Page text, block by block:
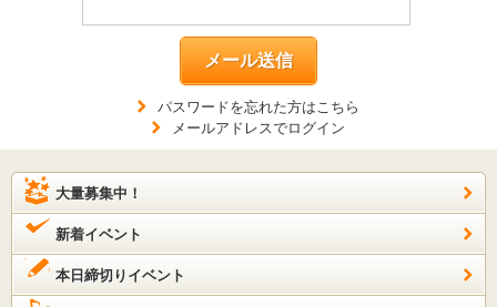
メール送信
パスワードを忘れた方はこちら
メールアドレスでログイン
大量募集中！
新着イベント
本日締切りイベント